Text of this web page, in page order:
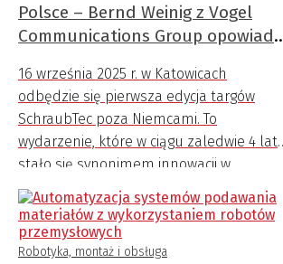
Polsce – Bernd Weinig z Vogel
Communications Group opowiada
16 września 2025 r. w Katowicach
odbędzie się pierwsza edycja targów
SchraubTec poza Niemcami. To
wydarzenie, które w ciągu zaledwie 4 lat
stało się synonimem innowacji w
dziedzinie połączeń śrubowych.
Robotyka, montaż i obsługa